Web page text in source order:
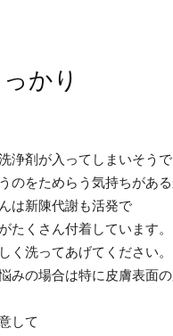
かり
浄剤が入ってしまいそうで
のをためらう気持ちがあ
は新陳代謝も活発で
たくさん付着しています。
く洗ってあげてください。
みの場合は特に皮膚表面
して